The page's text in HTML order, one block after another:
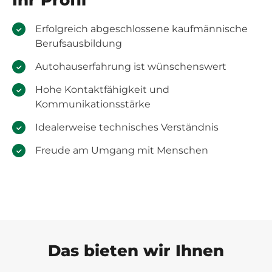
Erfolgreich abgeschlossene kaufmännische
Berufsausbildung
Autohauserfahrung ist wünschenswert
Hohe Kontaktfähigkeit und
Kommunikationsstärke
Idealerweise technisches Verständnis
Freude am Umgang mit Menschen
Das bieten wir Ihnen